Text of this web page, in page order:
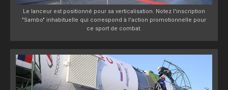
Le lanceur est positionné pour sa verticalisation. Notez l'inscription
"Sambo" inhabituelle qui correspond à l'action promotionnelle pour
ce sport de combat.